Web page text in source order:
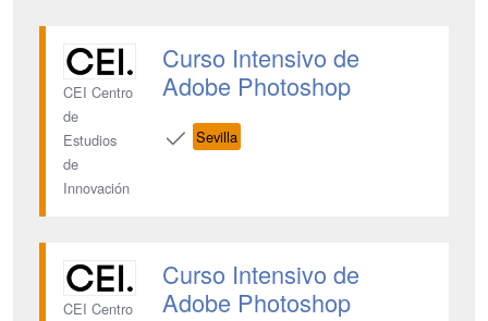
CEI Centro
de
Estudios
de
Innovación
Curso Intensivo de
Adobe Photoshop
Sevilla
CEI Centro
Curso Intensivo de
Adobe Photoshop